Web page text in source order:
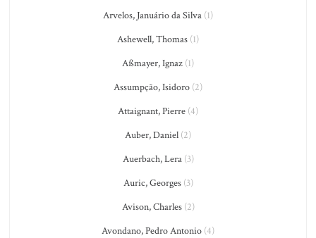
Arvelos, Januário da Silva (1)
Ashewell, Thomas (1)
Aßmayer, Ignaz (1)
Assumpção, Isidoro (2)
Attaignant, Pierre (4)
Auber, Daniel (2)
Auerbach, Lera(3)
Auric, Georges(3)
Avison, Charles(2)
Avondano, Pedro Antonio (4)